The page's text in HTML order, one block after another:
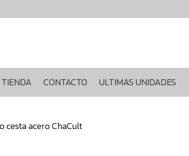
TIENDA CONTACTO ULTIMAS UNIDADES
cesta acero ChaCult